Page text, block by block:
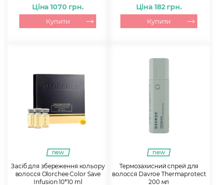
Ціна 1070 грн.
Купити
Ціна 182 грн.
Купити
new
Засіб для збереження кольору
волосся Olorchee Color Save
Infusion 10*10 ml
new
Термозахисний спрей для
волосся Davroe Thermaprotect
200 мл